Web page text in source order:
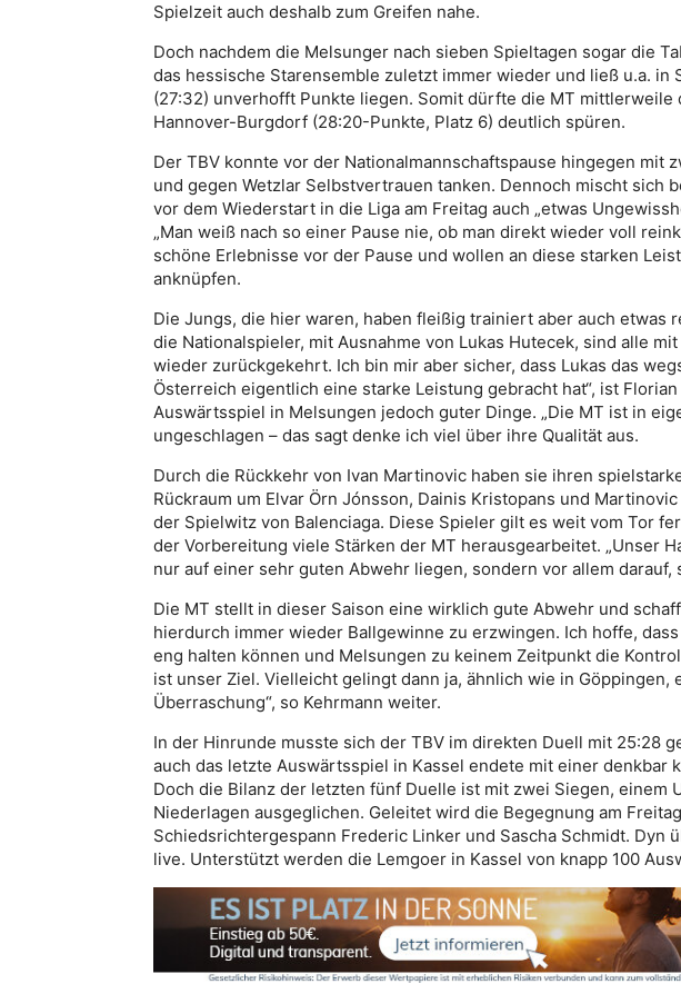
Spielzeit auch deshalb zum Greifen nahe.
Doch nachdem die Melsunger nach sieben Spieltagen sogar die
das hessische Starensemble zuletzt immer wieder und ließ u.a. in
(27:32) unverhofft Punkte liegen. Somit dürfte die MT mittlerweile
Hannover-Burgdorf (28:20-Punkte, Platz 6) deutlich spüren.
Der TBV konnte vor der Nationalmannschaftspause hingegen mit
und gegen Wetzlar Selbstvertrauen tanken. Dennoch mischt sich
vor dem Wiederstart in die Liga am Freitag auch „etwas
„Man weiß nach so einer Pause nie, ob man direkt wieder voll
schöne Erlebnisse vor der Pause und wollen an diese starken
anknüpfen.
Die Jungs, die hier waren, haben fleißig trainiert aber auch etwas
die Nationalspieler, mit Ausnahme von Lukas Hutecek, sind alle
wieder zurückgekehrt. Ich bin mir aber sicher, dass Lukas das
Österreich eigentlich eine starke Leistung gebracht hat“, ist
Auswärtsspiel in Melsungen jedoch guter Dinge. „Die MT ist in
ungeschlagen – das sagt denke ich viel über ihre Qualität aus.
Durch die Rückkehr von Ivan Martinovic haben sie ihren
Rückraum um Elvar Örn Jónsson, Dainis Kristopans und
der Spielwitz von Balenciaga. Diese Spieler gilt es weit vom Tor
der Vorbereitung viele Stärken der MT herausgearbeitet. „Unser
nur auf einer sehr guten Abwehr liegen, sondern vor allem
Die MT stellt in dieser Saison eine wirklich gute Abwehr und
hierdurch immer wieder Ballgewinne zu erzwingen. Ich hoffe,
eng halten können und Melsungen zu keinem Zeitpunkt die
ist unser Ziel. Vielleicht gelingt dann ja, ähnlich wie in Göppingen,
Überraschung“, so Kehrmann weiter.
In der Hinrunde musste sich der TBV im direkten Duell mit 25:28
auch das letzte Auswärtsspiel in Kassel endete mit einer denkbar
Doch die Bilanz der letzten fünf Duelle ist mit zwei Siegen, einem
Niederlagen ausgeglichen. Geleitet wird die Begegnung am
Schiedsrichtergespann Frederic Linker und Sascha Schmidt. Dyn
live. Unterstützt werden die Lemgoer in Kassel von knapp 100